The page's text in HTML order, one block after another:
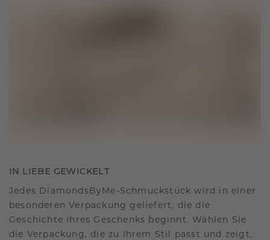
IN LIEBE GEWICKELT
Jedes DiamondsByMe-Schmuckstück wird in einer
besonderen Verpackung geliefert, die die
Geschichte Ihres Geschenks beginnt. Wählen Sie
die Verpackung, die zu Ihrem Stil passt und zeigt,